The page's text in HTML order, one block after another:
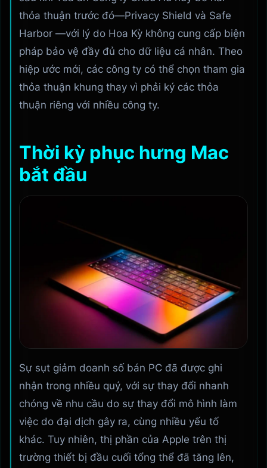
thỏa thuận trước đó—Privacy Shield và Safe
Harbor —với lý do Hoa Kỳ không cung cấp biện
pháp bảo vệ đầy đủ cho dữ liệu cá nhân. Theo
hiệp ước mới, các công ty có thể chọn tham gia
thỏa thuận khung thay vì phải ký các thỏa
thuận riêng với nhiều công ty.
Thời kỳ phục hưng Mac
bắt đầu
Sự sụt giảm doanh số bán PC đã được ghi
nhận trong nhiều quý, với sự thay đổi nhanh
chóng về nhu cầu do sự thay đổi mô hình làm
việc do đại dịch gây ra, cùng nhiều yếu tố
khác. Tuy nhiên, thị phần của Apple trên thị
trường thiết bị đầu cuối tổng thể đã tăng lên,